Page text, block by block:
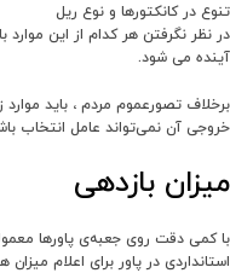
تنوع در کانکتورها و نوع ریل
در نظر نگرفتن هر کدام از این موارد
آینده‌ می شود.
برخلاف تصورعموم مردم ، باید موارد
خروجی آن نمی‌تواند عامل انتخاب
میزان بازدهی